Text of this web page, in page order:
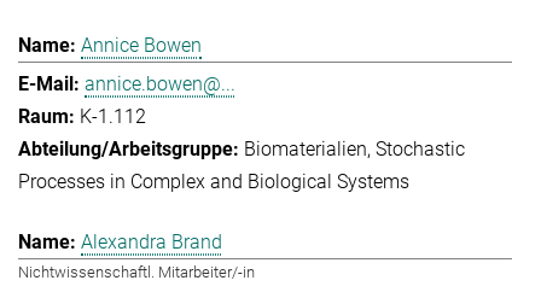
Annice Bowen
annice.bowen@...
K-1.112
Biomaterialien Stochastic
Processes in Complex and Biological Systems
Alexandra Brand
Nichtwissenschaftl. Mitarbeiter/-in